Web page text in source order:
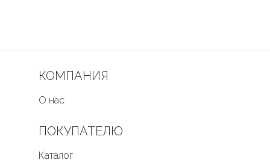
КОМПАНИЯ
О нас
ПОКУПАТЕЛЮ
Каталог